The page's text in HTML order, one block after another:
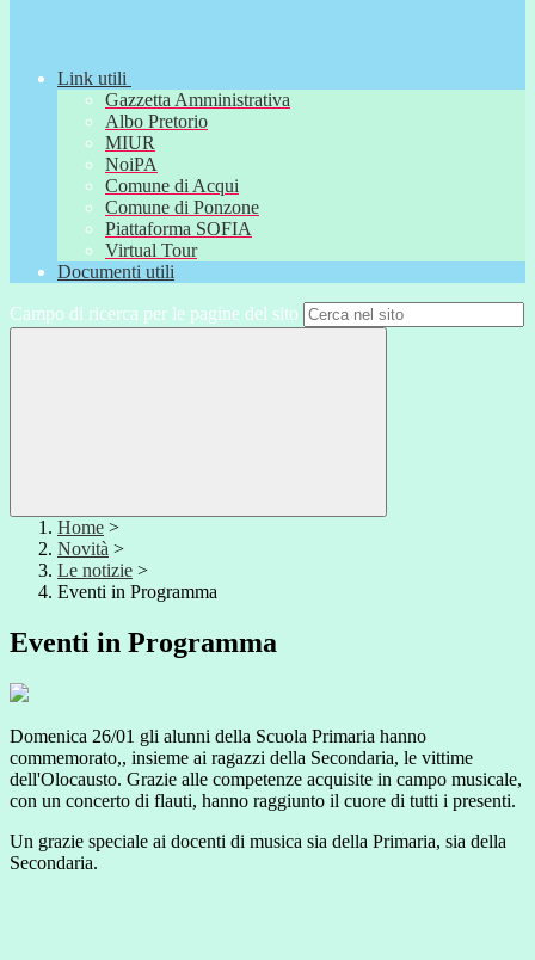
Link utili
Gazzetta Amministrativa
Albo Pretorio
MIUR
NoiPA
Comune di Acqui
Comune di Ponzone
Piattaforma SOFIA
Virtual Tour
Documenti utili
Campo di ricerca per le pagine del sito
Home >
Novità >
Le notizie >
Eventi in Programma
Eventi in Programma
Domenica 26/01 gli alunni della Scuola Primaria hanno
commemorato,, insieme ai ragazzi della Secondaria, le vittime
dell'Olocausto. Grazie alle competenze acquisite in campo musicale,
con un concerto di flauti, hanno raggiunto il cuore di tutti i presenti.
Un grazie speciale ai docenti di musica sia della Primaria, sia della
Secondaria.